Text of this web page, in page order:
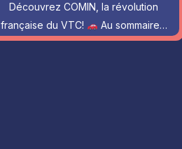
Découvrez COMIN, la révolution
française du VTC!
Au sommaire…